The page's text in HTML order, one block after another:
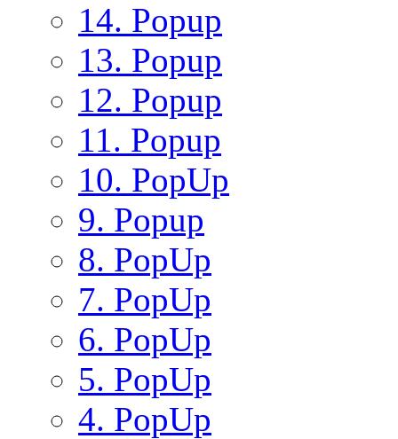
14. Popup
13. Popup
12. Popup
11. Popup
10. PopUp
9. Popup
8. PopUp
7. PopUp
6. PopUp
5. PopUp
4. PopUp